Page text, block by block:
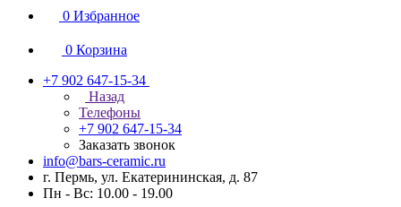
0 Избранное
0 Корзина
+7 902 647-15-34
Назад
Телефоны
+7 902 647-15-34
Заказать звонок
info@bars-ceramic.ru
г. Пермь, ул. Екатерининская, д. 87
Пн - Вс: 10.00 - 19.00